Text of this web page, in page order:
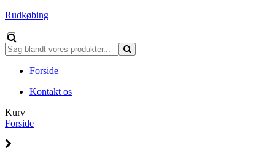
Rudkøbing
Forside
Kontakt os
Kurv
Forside